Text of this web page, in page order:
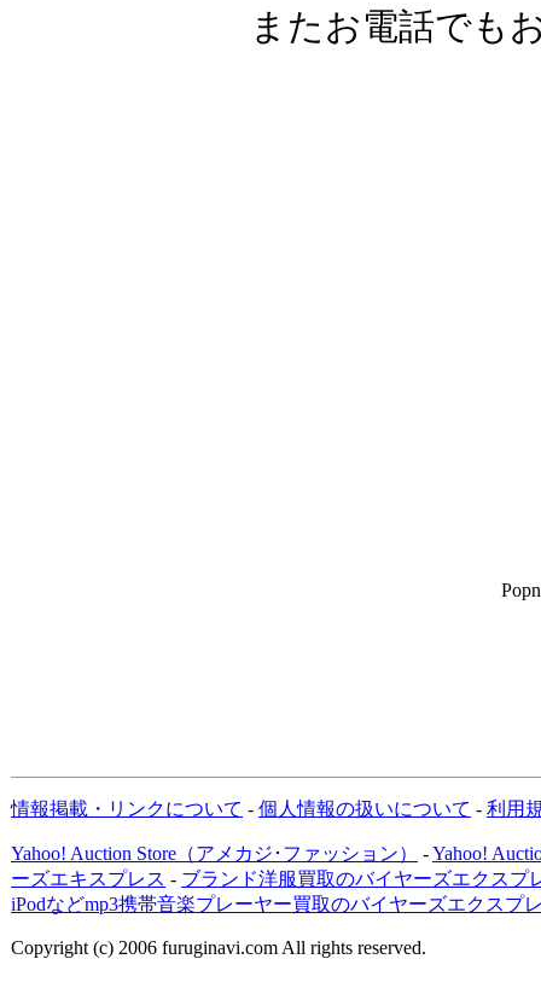
またお電話でも
情報掲載・リンクについて - 個人情報の扱いについて - 利用
Yahoo! Auction Store（アメカジ･ファッション） -Yahoo!
ーズエキスプレス - ブランド洋服買取のバイヤーズエクスプ
iPodなどmp3携帯音楽プレーヤー買取のバイヤーズエクスプ
Copyright (c) 2006 furuginavi.com All rights reserved.